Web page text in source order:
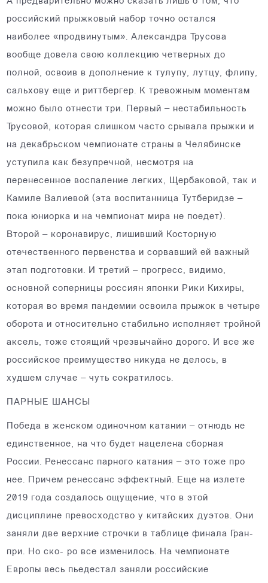
российский прыжковый набор точно остался
наиболее «продвинутым». Александра Трусова
вообще довела свою коллекцию четверных до
полной, освоив в дополнение к тулупу, лутцу, флипу,
сальхову еще и риттбергер. К тревожным моментам
можно было отнести три. Первый – нестабильность
Трусовой, которая слишком часто срывала прыжки и
на декабрьском чемпионате страны в Челябинске
уступила как безупречной, несмотря на
перенесенное воспаление легких, Щербаковой, так и
Камиле Валиевой (эта воспитанница Тутберидзе –
пока юниорка и на чемпионат мира не поедет).
Второй – коронавирус, лишивший Косторную
отечественного первенства и сорвавший ей важный
этап подготовки. И третий – прогресс, видимо,
основной соперницы россиян японки Рики Кихиры,
которая во время пандемии освоила прыжок в четыре
оборота и относительно стабильно исполняет тройной
аксель, тоже стоящий чрезвычайно дорого. И все же
российское преимущество никуда не делось, в
худшем случае – чуть сократилось.
ПАРНЫЕ ШАНСЫ
Победа в женском одиночном катании – отнюдь не
единственное, на что будет нацелена сборная
России. Ренессанс парного катания – это тоже про
нее. Причем ренессанс эффектный. Еще на излете
2019 года создалось ощущение, что в этой
дисциплине превосходство у китайских дуэтов. Они
заняли две верхние строчки в таблице финала Гран-
при. Но ско- ро все изменилось. На чемпионате
Европы весь пьедестал заняли российские